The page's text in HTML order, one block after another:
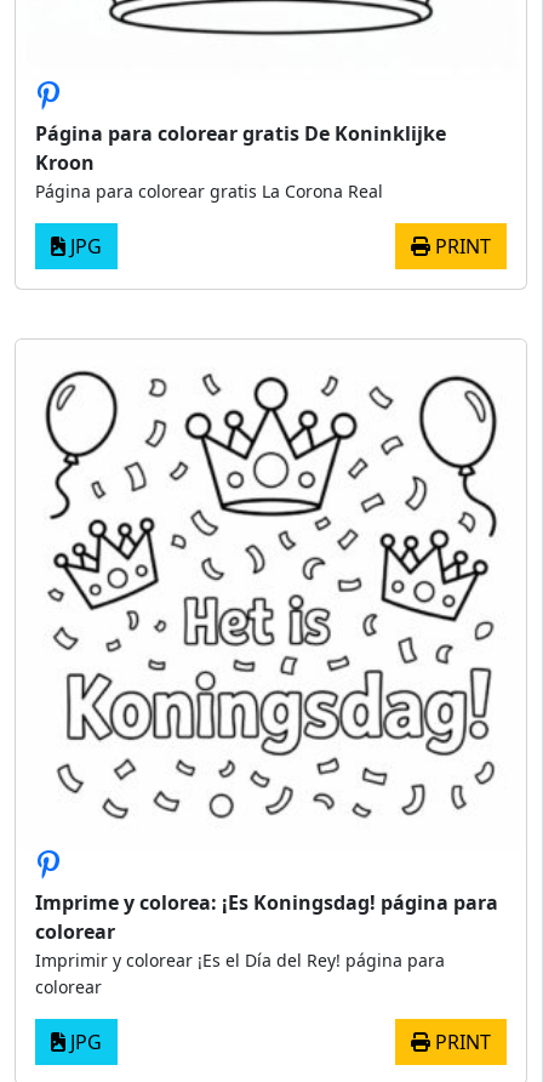
Página para colorear gratis De Koninklijke
Kroon
Página para colorear gratis La Corona Real
JPG PRINT
Imprime y colorea: ¡Es Koningsdag! página para
colorear
Imprimir y colorear ¡Es el Día del Rey! página para
colorear
JPG PRINT